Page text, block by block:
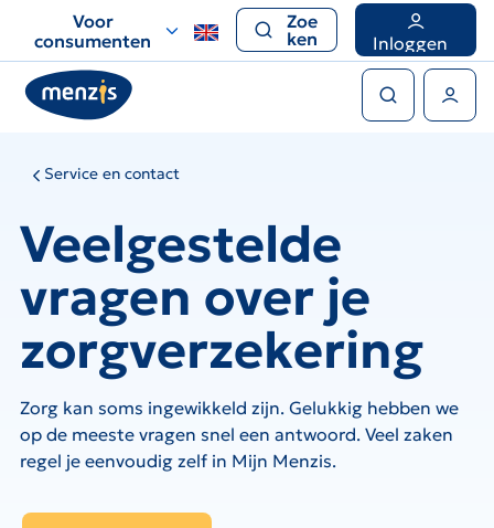
voor
snelle
navigatie
Voor
consumenten
Zoe
ken
Inloggen
Service en contact
Veelgestelde
vragen over je
zorgverzekering
Zorg kan soms ingewikkeld zijn. Gelukkig hebben we
op de meeste vragen snel een antwoord. Veel zaken
regel je eenvoudig zelf in Mijn Menzis.